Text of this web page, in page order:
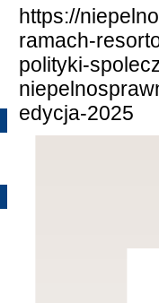
https://
ramach-
polityki-
edycja-2025